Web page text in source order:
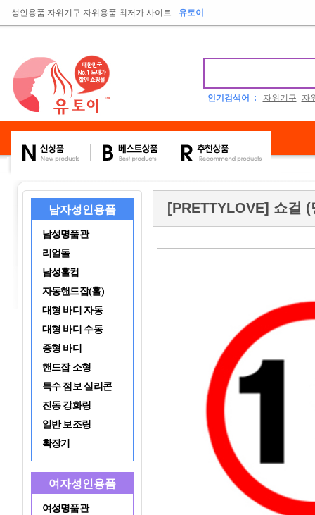
성인용품 자위기구 자위용품 최저가 사이트 - 유토이
인기검색어 : 자위기구 자
남자성인용품
남성명품관
리얼돌
남성홀컵
자동핸드잡(홀)
대형 바디 자동
대형 바디 수동
중형 바디
핸드잡 소형
특수 점보 실리콘
진동 강화링
일반 보조링
확장기
여자성인용품
여성명품관
[PRETTYLOVE] 쇼걸